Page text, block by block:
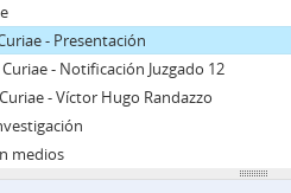
- Presentación
- Notificación Juzgado 12
- Víctor Hugo Randazzo
medios